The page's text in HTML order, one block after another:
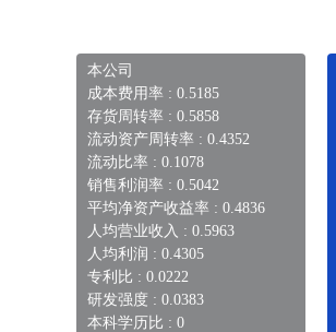
本公司
成本费用率 : 0.5185
存货周转率 : 0.5858
流动资产周转率 : 0.4352
流动比率 : 0.1078
销售利润率 : 0.5042
平均净资产收益率 : 0.4836
人均营业收入 : 0.5963
人均利润 : 0.4305
专利比 : 0.0222
研发强度 : 0.0383
本科学历比 : 0